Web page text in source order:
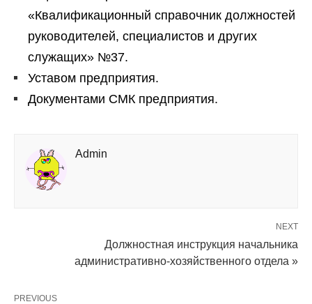
«Квалификационный справочник должностей
руководителей, специалистов и других
служащих» №37.
Уставом предприятия.
Документами СМК предприятия.
Admin
NEXT
Должностная инструкция начальника
административно-хозяйственного отдела »
PREVIOUS